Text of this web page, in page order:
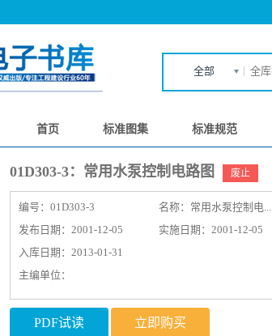
全部
首页 标准图集 标准规范
01D303-3：常用水泵控制电路图 废止
编号： 01D303-3 名称： 常用水泵控制电...
发布日期：2001-12-05
实施日期：2001-12-05
入库日期：2013-01-31
主编单位：
PDF试读 立即购买